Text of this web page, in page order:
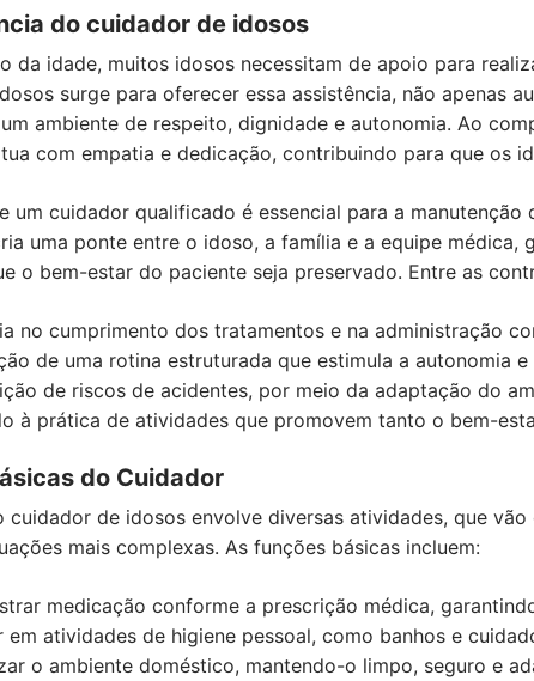
do cuidador de idosos
da idade, muitos idosos necessitam de apoio para
surge para oferecer essa assistência, não apenas
ambiente de respeito, dignidade e autonomia. Ao
com empatia e dedicação, contribuindo para que os
um cuidador qualificado é essencial para a
uma ponte entre o idoso, a família e a equipe médica,
o bem-estar do paciente seja preservado. Entre as
no cumprimento dos tratamentos e na administração
de uma rotina estruturada que estimula a autonomia e
de riscos de acidentes, por meio da adaptação do
à prática de atividades que promovem tanto o bem-
do Cuidador
cuidador de idosos envolve diversas atividades, que
mais complexas. As funções básicas incluem:
medicação conforme a prescrição médica,
em atividades de higiene pessoal, como banhos e
o ambiente doméstico, mantendo-o limpo, seguro e